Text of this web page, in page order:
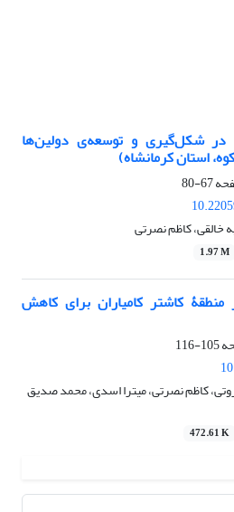
در شکل‌گیری و توسعه‌ی دولین‌ها
استان کرمانشاه)
67-80
خالقی، کاظم نصرتی
1.97 M
کاشتر کامیاران برای کاهش
105-116
کاظم نصرتی، میترا اسدی، محمد صدیق
472.61 K